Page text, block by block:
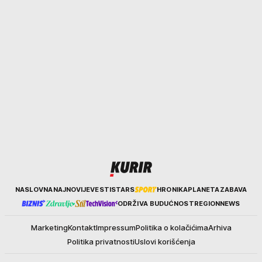
KurirNASLOVNANAJNOVIJEVESTISTARS HRONIKAPLANETAZABAVA
ODRŽIVA BUDUĆNOSTREGIONNEWS
MarketingKontaktImpressumPolitika o kolačićimaArhiva
Politika privatnostiUslovi korišćenja